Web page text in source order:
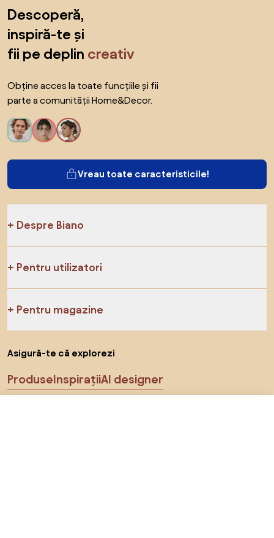
Descoperă,
inspiră-te și
fii pe deplin creativ
Obține acces la toate funcțiile și fii
parte a comunității Home&Decor.
Vreau toate caracteristicile!
Despre Biano
Pentru utilizatori
Pentru magazine
Asigură-te că explorezi
ProduseInspirațiiAI designer